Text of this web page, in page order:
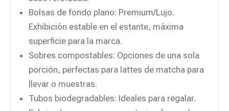
Bolsas de fondo plano: Premium/Lujo.
Exhibición estable en el estante, máxima
superficie para la marca.
Sobres compostables: Opciones de una sola
porción, perfectas para lattes de matcha para
llevar o muestras.
Tubos biodegradables: Ideales para regalar.